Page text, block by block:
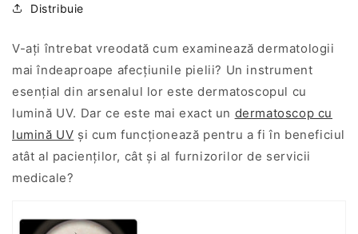
Distribuie
V-ați întrebat vreodată cum examinează dermatologii
mai îndeaproape afecțiunile pielii? Un instrument
esențial din arsenalul lor este dermatoscopul cu
lumină UV. Dar ce este mai exact un dermatoscop cu
lumină UV și cum funcționează pentru a fi în beneficiul
atât al pacienților, cât și al furnizorilor de servicii
medicale?